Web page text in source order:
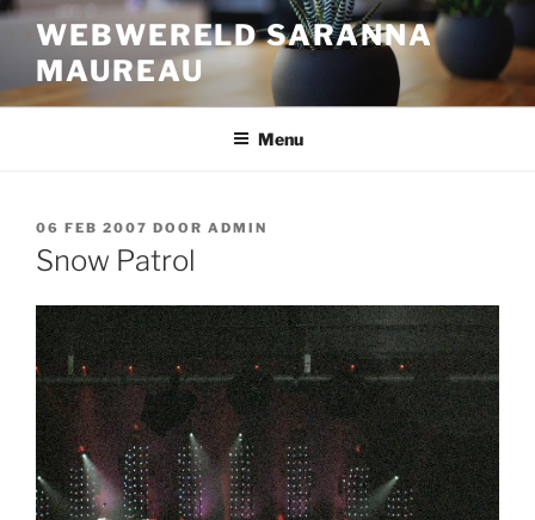
Ga
inhoud
WEBWERELD SARANNA
MAUREAU
Menu
GEPLAATST
OP
06 FEB 2007 DOOR ADMIN
Snow Patrol